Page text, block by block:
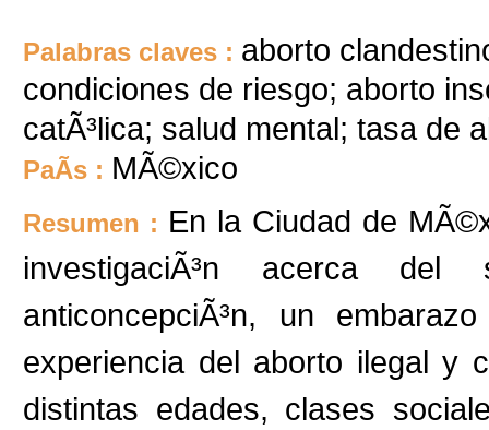
Palabras claves : aborto
condiciones de riesgo; aborto
catÃ³lica; salud mental; tasa de
PaÃ­s : MÃ©xico
Resumen : En la Ciudad de
investigaciÃ³n acerca
anticoncepciÃ³n, un
experiencia del aborto ilegal y
distintas edades, clases